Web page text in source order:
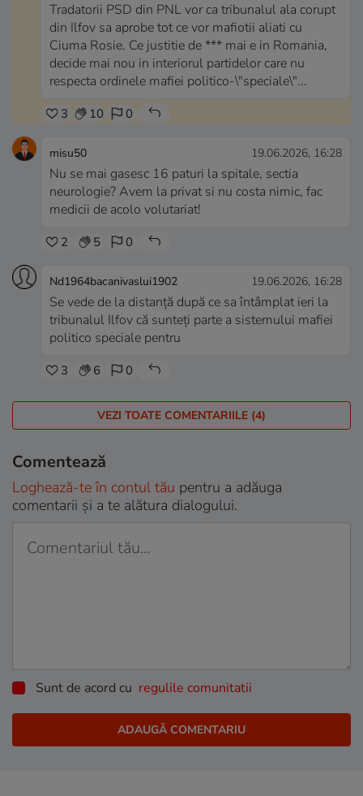
Tradatorii PSD din PNL vor ca tribunalul ala corupt
din Ilfov sa aprobe tot ce vor mafiotii aliati cu
Ciuma Rosie. Ce justitie de *** mai e in Romania,
decide mai nou in interiorul partidelor care nu
respecta ordinele mafiei politico-\"speciale\"...
3 10 0
misu50 19.06.2026, 16:28
Nu se mai gasesc 16 paturi la spitale, sectia
neurologie? Avem la privat si nu costa nimic, fac
medicii de acolo volutariat!
2 5 0
Nd1964bacanivaslui1902 19.06.2026, 16:28
Se vede de la distanță după ce sa întâmplat ieri la
tribunalul Ilfov că sunteți parte a sistemului mafiei
politico speciale pentru
3 6 0
VEZI TOATE COMENTARIILE (4)
Comentează
Loghează-te în contul tău pentru a adăuga
comentarii și a te alătura dialogului.
Sunt de acord cu regulile comunitatii